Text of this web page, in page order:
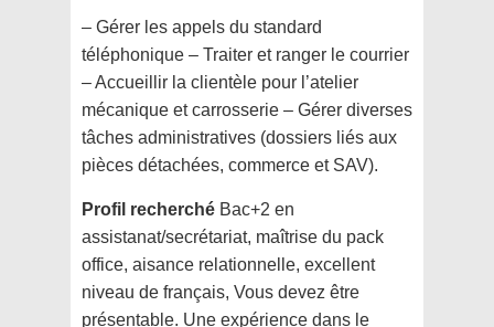
– Gérer les appels du standard
téléphonique – Traiter et ranger le courrier
– Accueillir la clientèle pour l’atelier
mécanique et carrosserie – Gérer diverses
tâches administratives (dossiers liés aux
pièces détachées, commerce et SAV).
Profil recherché Bac+2 en
assistanat/secrétariat, maîtrise du pack
office, aisance relationnelle, excellent
niveau de français, Vous devez être
présentable. Une expérience dans le